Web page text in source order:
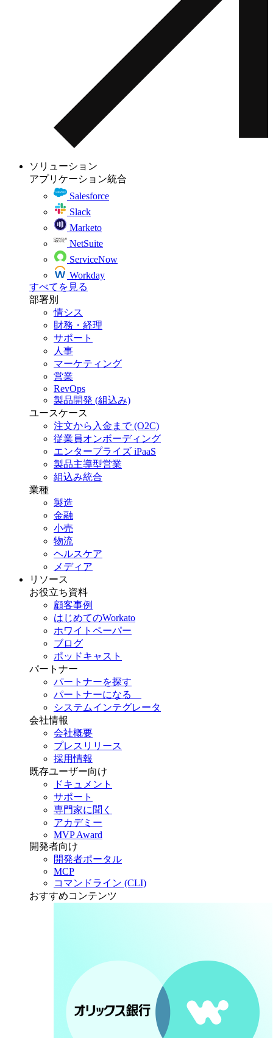
ソリューション
アプリケーション統合
Salesforce
Slack
Marketo
NetSuite
ServiceNow
Workday
すべてを見る
部署別
情シス
財務・経理
サポート
人事
マーケティング
営業
RevOps
製品開発 (組込み)
ユースケース
注文から入金まで (O2C)
従業員オンボーディング
エンタープライズ iPaaS
製品主導型営業
組込み統合
業種
製造
金融
小売
物流
ヘルスケア
メディア
リソース
お役立ち資料
顧客事例
はじめてのWorkato
ホワイトペーパー
ブログ
ポッドキャスト
パートナー
パートナーを探す
パートナーになる
システムインテグレータ
会社情報
会社概要
プレスリリース
採用情報
既存ユーザー向け
ドキュメント
サポート
専門家に聞く
アカデミー
MVP Award
開発者向け
開発者ポータル
MCP
コマンドライン (CLI)
おすすめコンテンツ